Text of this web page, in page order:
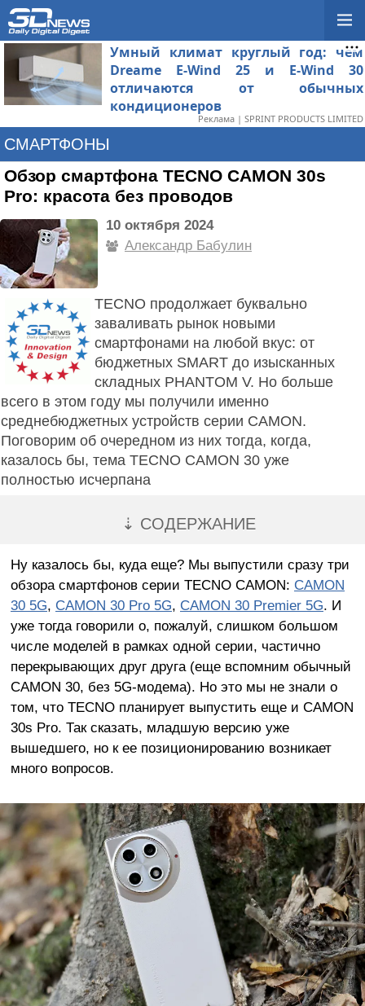
Умный климат круглый год: чем
Dreame E-Wind 25 и E-Wind 30
отличаются от обычных
кондиционеров
Реклама | SPRINT PRODUCTS LIMITED
СМАРТФОНЫ
Обзор смартфона TECNO CAMON 30s
Pro: красота без проводов
10 октября 2024
Александр Бабулин
TECNO продолжает буквально
заваливать рынок новыми
смартфонами на любой вкус: от
бюджетных SMART до изысканных
складных PHANTOM V. Но больше
всего в этом году мы получили именно
среднебюджетных устройств серии CAMON.
Поговорим об очередном из них тогда, когда,
казалось бы, тема TECNO CAMON 30 уже
полностью исчерпана
⇣ СОДЕРЖАНИЕ
Ну казалось бы, куда еще? Мы выпустили сразу три
обзора смартфонов серии TECNO CAMON: CAMON
30 5G, CAMON 30 Pro 5G, CAMON 30 Premier 5G. И
уже тогда говорили о, пожалуй, слишком большом
числе моделей в рамках одной серии, частично
перекрывающих друг друга (еще вспомним обычный
CAMON 30, без 5G-модема). Но это мы не знали о
том, что TECNO планирует выпустить еще и CAMON
30s Pro. Так сказать, младшую версию уже
вышедшего, но к ее позиционированию возникает
много вопросов.